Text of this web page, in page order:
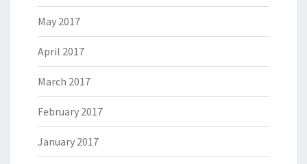
May 2017
April 2017
March 2017
February 2017
January 2017